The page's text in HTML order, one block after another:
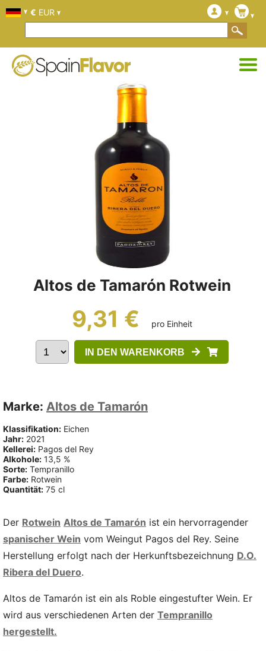
Altos de Tamarón Rotwein
9,31 € pro Einheit
IN DEN WARENKORB
Marke: Altos de Tamarón
Klassifikation: Eichen
Jahr: 2021
Kellerei: Pagos del Rey
Alkohole: 13,5 %
Sorte: Tempranillo
Farbe: Rotwein
Quantität: 75 cl
Der Rotwein Altos de Tamarón ist ein hervorragender
spanischer Wein vom Weingut Pagos del Rey. Seine
Herstellung erfolgt nach der Herkunftsbezeichnung D.O.
Ribera del Duero.
Altos de Tamarón ist ein als Roble eingestufter Wein. Er
wird aus verschiedenen Arten der Tempranillo
hergestellt.
€ EUR